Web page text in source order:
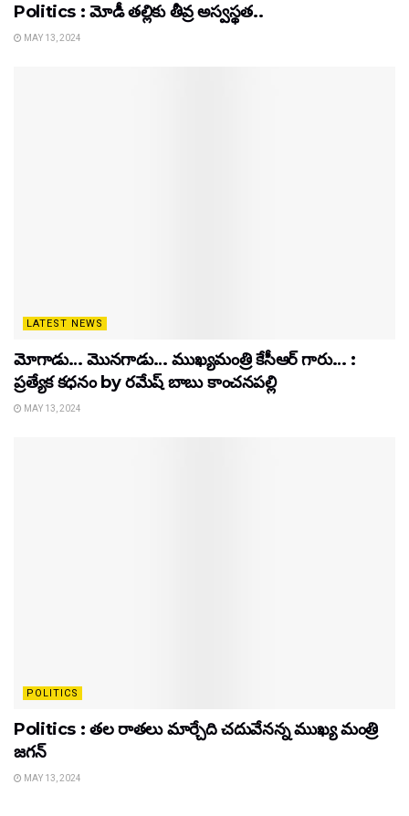
Politics : మోడీ తల్లికు తీవ్ర అస్వస్థత..
MAY 13, 2024
LATEST NEWS
మోగాడు… మొనగాడు… ముఖ్యమంత్రి కేసీఆర్ గారు… :
ప్రత్యేక కధనం by రమేష్ బాబు కాంచనపల్లి
MAY 13, 2024
POLITICS
Politics : తల రాతలు మార్చేది చదువేనన్న ముఖ్య మంత్రి
జగన్
MAY 13, 2024